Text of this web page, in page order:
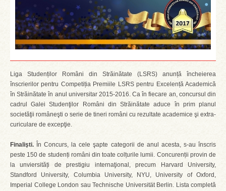
Liga Studenților Români din Străinătate (LSRS) anunță încheierea
înscrierilor pentru Competiția Premiile LSRS pentru Excelență Academică
în Străinătate în anul universitar 2015-2016. Ca în fiecare an, concursul din
cadrul Galei Studenţilor Români din Străinătate aduce în prim planul
societăţii româneşti o serie de tineri români cu rezultate academice şi extra-
curiculare de excepţie.
Finalişti. În Concurs, la cele şapte categorii de anul acesta, s-au înscris
peste 150 de studenți români din toate colțurile lumii. Concurenții provin de
la unviersități de prestigiu internaţional, precum Harvard University,
Standford University, Columbia University, NYU, University of Oxford,
Imperial College London sau Technische Universität Berlin. Lista completă